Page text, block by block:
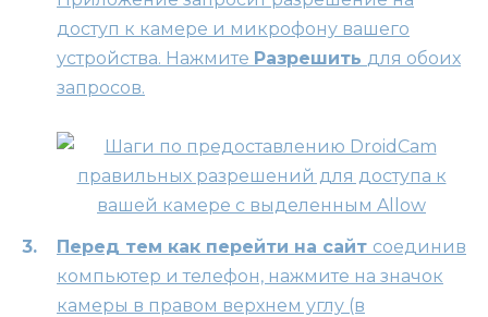
доступ к камере и микрофону вашего
устройства. Нажмите Разрешить для обоих
запросов.
Перед тем как перейти на сайт соединив
компьютер и телефон, нажмите на значок
камеры в правом верхнем углу (в